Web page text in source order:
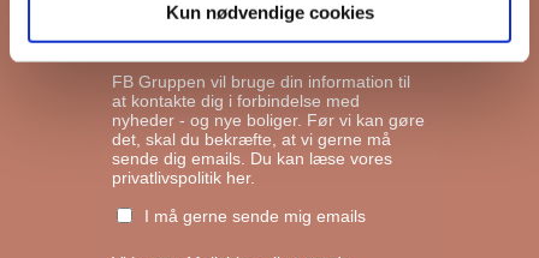
Kun nødvendige cookies
Markedsføringstilladelse
FB Gruppen vil bruge din information til
at kontakte dig i forbindelse med
nyheder - og nye boliger. Før vi kan gøre
det, skal du bekræfte, at vi gerne må
sende dig emails. Du kan læse vores
privatlivspolitik her.
I må gerne sende mig emails